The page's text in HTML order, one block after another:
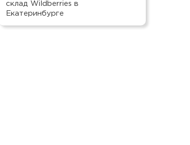
склад Wildberries в
Екатеринбурге